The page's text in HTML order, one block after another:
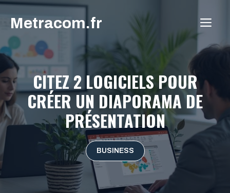
Aller
contenu
Metracom.fr
CITEZ 2 LOGICIELS POUR
CRÉER UN DIAPORAMA DE
PRÉSENTATION
BUSINESS